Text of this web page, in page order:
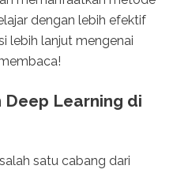
dengan lebih efektif
lebih lanjut mengenai
Learning di
satu cabang dari